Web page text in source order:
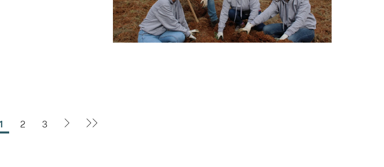
1 2 3